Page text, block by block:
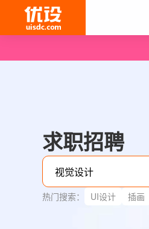
求职招聘
热门搜索： UI设计 插画